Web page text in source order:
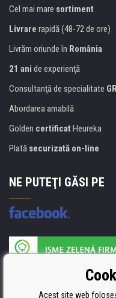
Cel mai mare sortiment
Livrare rapidă (48-72 de ore)
Livrăm oriunde în România
21 ani de experienţă
Consultanţă de specialitate
Abordarea amabilă
Golden certificat Heureka
Plată securizată on-line
NE PUTEŢI GĂSI PE
Producătorul umpluturii de
ISO 9001, ISO 14001 şi STMC.
Acest site web